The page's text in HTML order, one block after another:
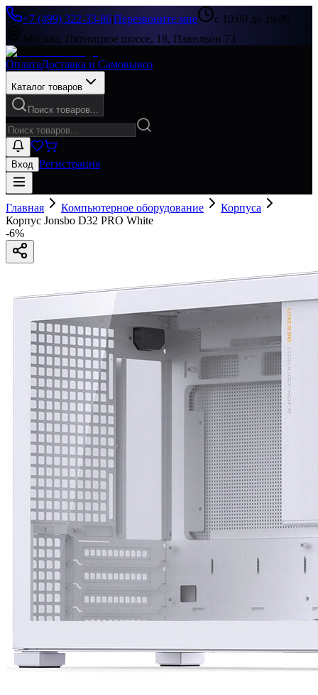
+7 (499) 322-33-86|Перезвоните мне
с 10:00 до 19:00
Москва, Пятницкое шоссе, 18, Павильон 73
ОплатаДоставка и Самовывоз
Каталог товаров
Поиск товаров...
Вход Регистрация
Главная Компьютерное оборудование
Корпуса
Корпус Jonsbo D32 PRO White
-6%